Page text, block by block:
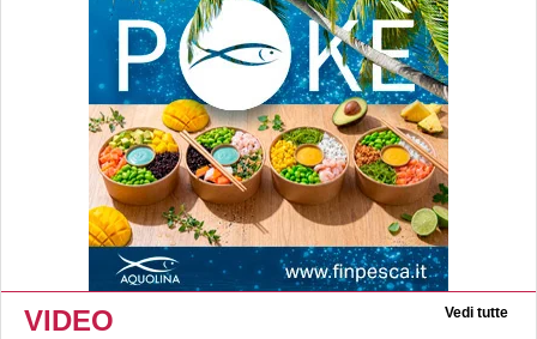
VIDEO Vedi tutte